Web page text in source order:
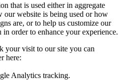
that is used either in aggregate
our website is being used or how
are, or to help us customize our
order to enhance your experience.
your visit to our site you can
here:
Analytics tracking.